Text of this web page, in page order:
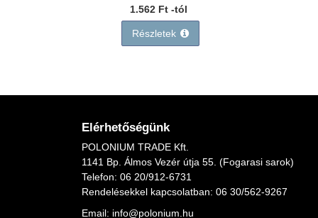
1.562 Ft -tól
Részletek
Elérhetőségünk
POLONIUM TRADE Kft.
1141 Bp. Álmos Vezér útja 55. (Fogarasi sarok)
Telefon: 06 20/912-6731
Rendelésekkel kapcsolatban: 06 30/562-9267
Email: info@polonium.hu